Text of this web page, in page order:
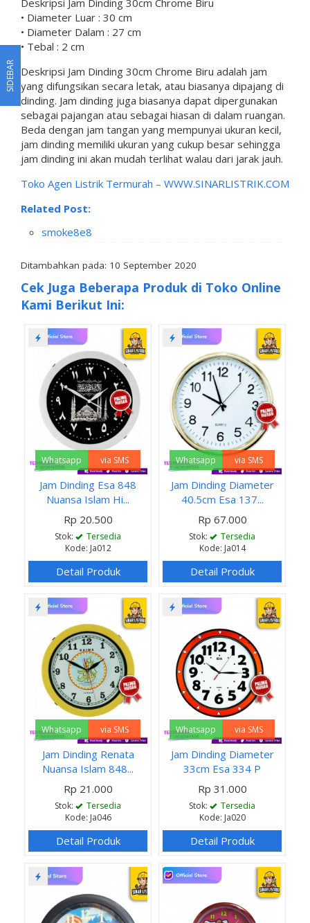
• Diameter Luar : 30 cm
• Diameter Dalam : 27 cm
• Tebal : 2 cm
Deskripsi Jam Dinding 30cm Chrome Biru adalah jam
yang difungsikan secara letak, atau biasanya dipajang di
dinding. Jam dinding juga biasanya dapat dipergunakan
sebagai pajangan atau sebagai hiasan di dalam ruangan.
Beda dengan jam tangan yang mempunyai ukuran kecil,
jam dinding memiliki ukuran yang cukup besar sehingga
jam dinding ini akan mudah terlihat walau dari jarak jauh.
Toko Agen Listrik Termurah – WWW.SINARLISTRIK.COM
Related Post:
smoke8e8
Ditambahkan pada: 10 September 2020
Cek Juga Beberapa Produk di Toko Online
Kami Berikut Ini:
Whatsapp via SMS
Jam Dinding Esa 848
Nuansa Islam Hi...
Rp 20.500
Stok:
Tersedia
Kode: Ja012
Detail Produk
Whatsapp via SMS
Jam Dinding Diameter
40.5cm Esa 137...
Rp 67.000
Stok:
Tersedia
Kode: Ja014
Detail Produk
Whatsapp via SMS
Jam Dinding Renata
Nuansa Islam 848...
Rp 21.000
Stok:
Tersedia
Kode: Ja046
Detail Produk
Whatsapp via SMS
Jam Dinding Diameter
33cm Esa 334 P
Rp 31.000
Stok:
Tersedia
Kode: Ja020
Detail Produk
SIDEBAR